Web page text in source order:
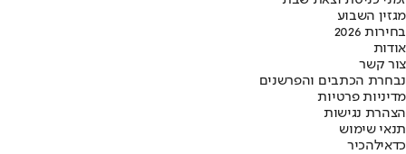
מגזין השבוע
בחירות 2026
אודות
צור קשר
נבחרת הכתבים והפרשנים
מדיניות פרטיות
הצהרת נגישות
תנאי שימוש
כדאילהכיר